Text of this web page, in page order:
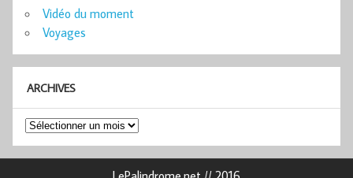
Vidéo du moment
Voyages
ARCHIVES
Archives